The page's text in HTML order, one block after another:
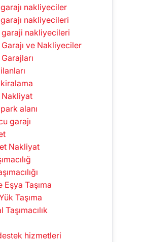
nakliyeciler
nakliyecileri
garaji nakliyecileri
ve Nakliyeciler
Nakliyat
alanı
garajı
Nakliyat
Eşya Taşıma
Taşıma
Taşımacılık
hizmetleri